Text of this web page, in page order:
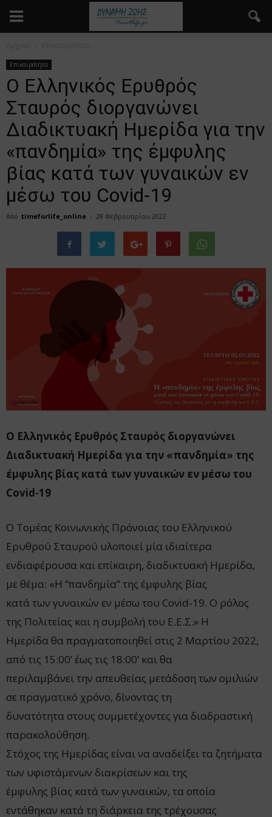
Επικαιρότητα
Ο Ελληνικός Ερυθρός
Σταυρός διοργανώνει
Διαδικτυακή Ημερίδα για την
«πανδημία» της έμφυλης
βίας κατά των γυναικών εν
μέσω του Covid-19
Από timeforlife_online - 28 Φεβρουαρίου 2022
Ο Ελληνικός Ερυθρός Σταυρός διοργανώνει
Διαδικτυακή Ημερίδα για την «πανδημία» της
έμφυλης βίας κατά των γυναικών εν μέσω του
Covid-19
Ο Τομέας Κοινωνικής Πρόνοιας του Ελληνικού
Ερυθρού Σταυρού υλοποιεί μία ιδιαίτερα
ενδιαφέρουσα και επίκαιρη, διαδικτυακή Ημερίδα,
με θέμα: «Η “πανδημία” της έμφυλης βίας
κατά των γυναικών εν μέσω του Covid-19. Ο ρόλος
της Πολιτείας και η συμβολή του Ε.Ε.Σ.» Η
Ημερίδα θα πραγματοποιηθεί στις 2 Μαρτίου 2022,
από τις 15:00’ έως τις 18:00’ και θα
περιλαμβάνει την απευθείας μετάδοση των ομιλιών
σε πραγματικό χρόνο, δίνοντας τη
δυνατότητα στους συμμετέχοντες για διαδραστική
παρακολούθηση.
Στόχος της Ημερίδας είναι να αναδείξει τα ζητήματα
των υφιστάμενων διακρίσεων και της
έμφυλης βίας κατά των γυναικών, τα οποία
εντάθηκαν κατά τη διάρκεια της τρέχουσας